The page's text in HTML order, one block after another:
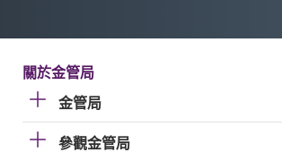
關於金管局
金管局
參觀金管局